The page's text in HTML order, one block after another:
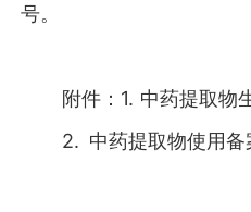
号。
附件：1. 中药提取物
2. 中药提取物使用备